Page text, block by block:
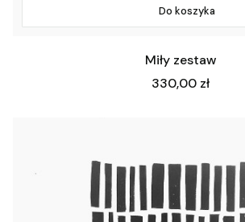
Do koszyka
Miły zestaw
Cena
330,00 zł